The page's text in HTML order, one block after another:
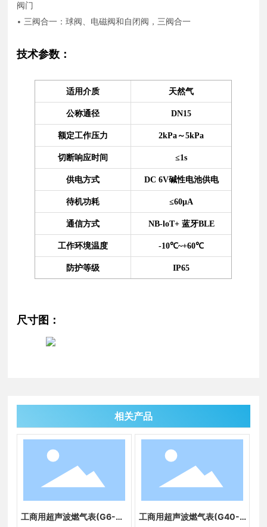
阀门
• 三阀合一 ：球阀、电磁阀和自闭阀，三阀合一
技术参数：
适用介质 天然气
公称通径 DN15
额定工作压力 2kPa～5kPa
切断响应时间 ≤1s
供电方式 DC 6V碱性电池供电
待机功耗 ≤60μA
通信方式 NB-loT+ 蓝牙BLE
工作环境温度 -10℃~+60℃
防护等级 IP65
尺寸图：
相关产品
工商用超声波燃气表(G6-G2
工商用超声波燃气表(G40-G